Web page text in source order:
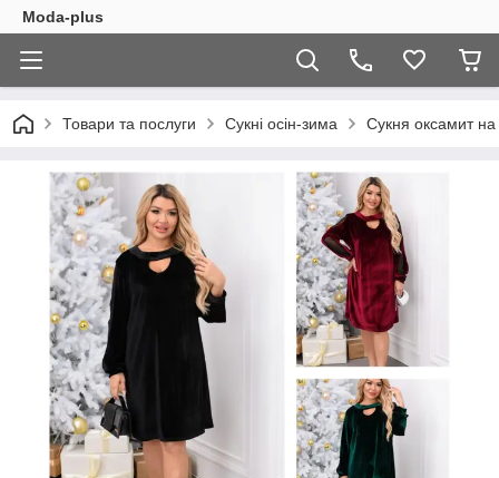
Moda-plus
Товари та послуги Сукні осін-зима Сукня оксамит на